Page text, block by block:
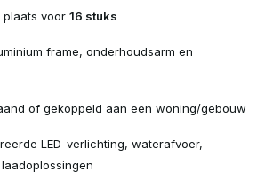
plaats voor 16 stuks
frame, onderhoudsarm en
of gekoppeld aan een woning/gebouw
LED-verlichting, waterafvoer,